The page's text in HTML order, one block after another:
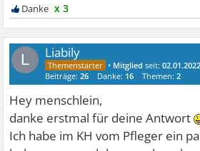
x 3
L Liabily
• Mitglied seit:02.01.2022
Beiträge:26 Danke: 16 Themen:2
Hey menschlein,
danke erstmal für deine Antwort
Ich habe im KH vom Pfleger ein